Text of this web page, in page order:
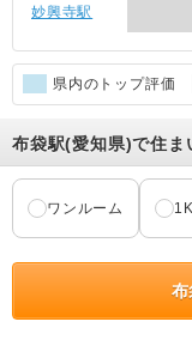
妙興寺駅
県内のトップ評価
布袋駅(愛知県)で住ま
ワンルーム 1K